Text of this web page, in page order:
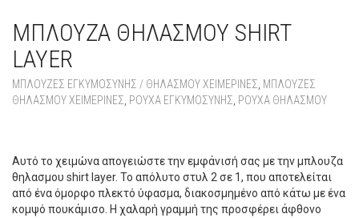
ΜΠΛΟΥΖΑ ΘΗΛΑΣΜΟΥ SHIRT
LAYER
ΜΠΛΟΎΖΕΣ ΕΓΚΥΜΟΣΎΝΗΣ / ΘΗΛΑΣΜΟΎ ΧΕΙΜΕΡΙΝΈΣ, ΜΠΛΟΎΖΕΣ
ΘΗΛΑΣΜΟΎ ΧΕΙΜΕΡΙΝΈΣ, ΡΟΥΧΑ ΕΓΚΥΜΟΣΥΝΗΣ, ΡΟΥΧΑ ΘΗΛΑΣΜΟΥ
Αυτό το χειμώνα απογειώστε την εμφάνισή σας με την μπλουζα
θηλασμου shirt layer. Το απόλυτο στυλ 2 σε 1, που αποτελείται
από ένα όμορφο πλεκτό ύφασμα, διακοσμημένο από κάτω με ένα
κομψό πουκάμισο. Η χαλαρή γραμμή της προσφέρει άφθονο